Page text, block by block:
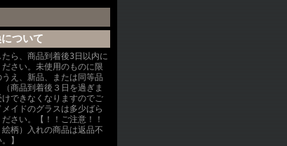
ついて
ら、商品到着後3日以内に
さい。未使用のものに限
え、新品、または同等品
商品到着後３日を過ぎま
できなくなりますのでご
イドのグラスは多少ばら
さい。【！！ご注意！！
柄）入れの商品は返品不
】